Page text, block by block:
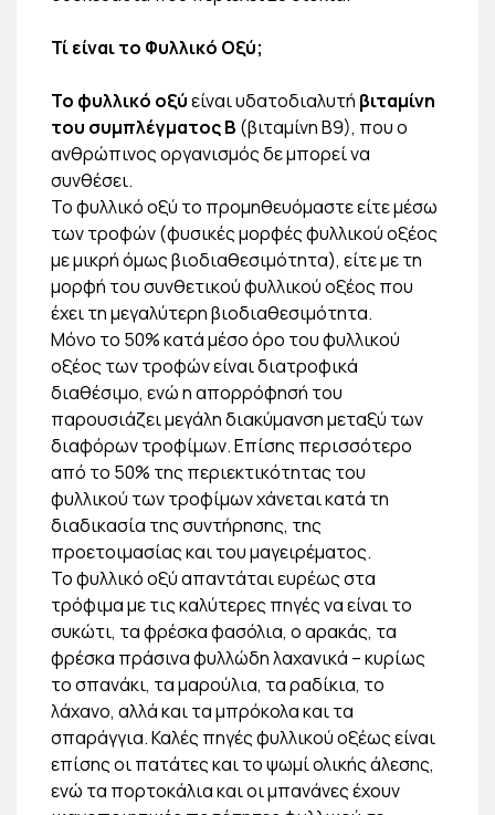
Τί είναι το Φυλλικό Οξύ;
Το φυλλικό οξύείναι υδατοδιαλυτή βιταμίνη
του συμπλέγματος Β (βιταμίνη Β9), που ο
ανθρώπινος οργανισμός δε μπορεί να
συνθέσει.
Το φυλλικό οξύ το προμηθευόμαστε είτε μέσω
των τροφών (φυσικές μορφές φυλλικού οξέος
με μικρή όμως βιοδιαθεσιμότητα), είτε με τη
μορφή του συνθετικού φυλλικού οξέος που
έχει τη μεγαλύτερη βιοδιαθεσιμότητα.
Μόνο το 50% κατά μέσο όρο του φυλλικού
οξέος των τροφών είναι διατροφικά
διαθέσιμο, ενώ η απορρόφησή του
παρουσιάζει μεγάλη διακύμανση μεταξύ των
διαφόρων τροφίμων. Επίσης περισσότερο
από το 50% της περιεκτικότητας του
φυλλικού των τροφίμων χάνεται κατά τη
διαδικασία της συντήρησης, της
προετοιμασίας και του μαγειρέματος.
Το φυλλικό οξύ απαντάται ευρέως στα
τρόφιμα με τις καλύτερες πηγές να είναι το
συκώτι, τα φρέσκα φασόλια, ο αρακάς, τα
φρέσκα πράσινα φυλλώδη λαχανικά – κυρίως
το σπανάκι, τα μαρούλια, τα ραδίκια, το
λάχανο, αλλά και τα μπρόκολα και τα
σπαράγγια. Καλές πηγές φυλλικού οξέως είναι
επίσης οι πατάτες και το ψωμί ολικής άλεσης,
ενώ τα πορτοκάλια και οι μπανάνες έχουν